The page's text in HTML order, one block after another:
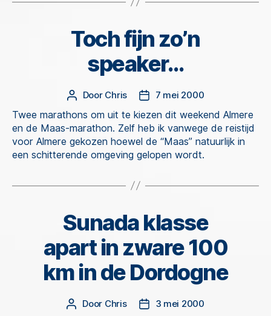
Categorieën
Toch fijn zo’n
speaker…
Berichtauteur
Door Chris Berichtdatum
7 mei 2000
Twee marathons om uit te kiezen dit weekend Almere
en de Maas-marathon. Zelf heb ik vanwege de reistijd
voor Almere gekozen hoewel de “Maas” natuurlijk in
een schitterende omgeving gelopen wordt.
Categorieën
Sunada klasse
apart in zware 100
km in de Dordogne
Berichtauteur
Door Chris Berichtdatum
3 mei 2000